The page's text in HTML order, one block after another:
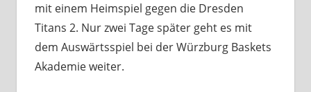
mit einem Heimspiel gegen die Dresden
Titans 2. Nur zwei Tage später geht es mit
dem Auswärtsspiel bei der Würzburg Baskets
Akademie weiter.